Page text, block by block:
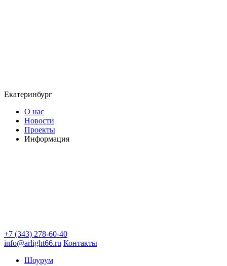
Екатеринбург
О нас
Новости
Проекты
Информация
+7 (343) 278-60-40
info@arlight66.ru Контакты
Шоурум